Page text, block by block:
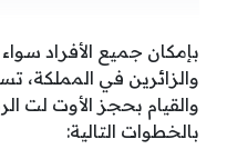
بإمكان جميع الأفراد
والزائرين في
والقيام بحجز الأوت لت
بالخطوات التالية: